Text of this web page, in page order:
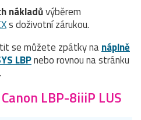
nákladůvýběrem
s doživotní zárukou.
se můžete zpátky nanáplně
LBPnebo rovnou na stránku
.
Canon LBP-8iiiP LUS